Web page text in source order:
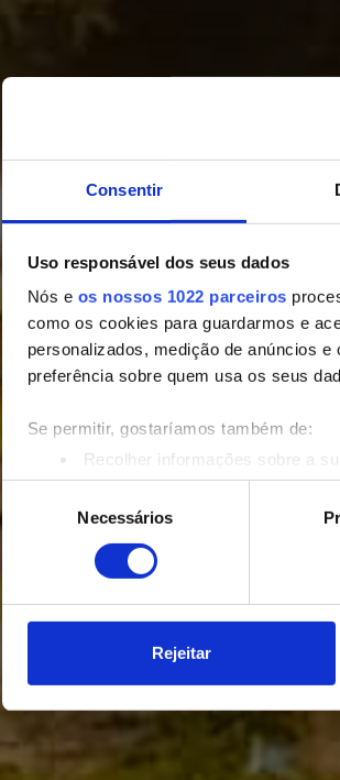
Consentir
Uso responsável dos seus dados
Nós e os nossos 1022 parceiros
como os cookies para guardarmos e
personalizados, medição de anúncios
preferência sobre quem usa os seus
Se permitir, gostaríamos também de:
Recolher informações sobre a
Identificar o seu dispositivo
Saiba mais sobre como os seus
Pode alterar ou retirar o seu
tráfego. Também partilhamos
publicidade e de análise, que as
de
consentimento
Necessários
Rejeitar
O EVENTO